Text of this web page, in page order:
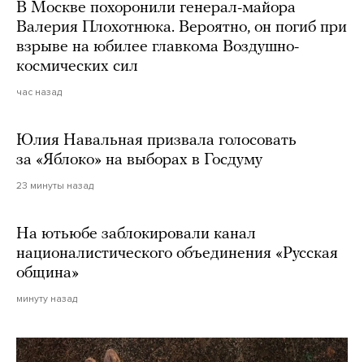
В Москве похоронили генерал-майора
Валерия Плохотнюка. Вероятно, он погиб при
взрыве на юбилее главкома Воздушно-
космических сил
час назад
Юлия Навальная призвала голосовать
за «Яблоко» на выборах в Госдуму
23 минуты назад
На ютьюбе заблокировали канал
националистического объединения «Русская
община»
минуту назад